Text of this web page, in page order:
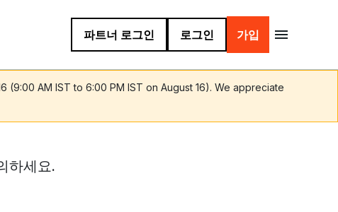
파트너 로그인 로그인 가입
(9:00 AM IST to 6:00 PM IST on August 16). We appreciate
하세요.